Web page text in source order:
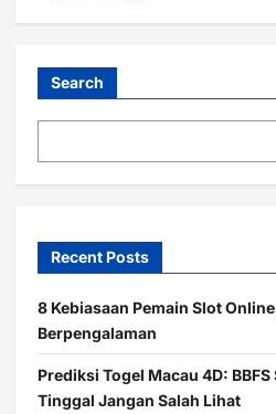
Search
Recent Posts
8 Kebiasaan Pemain Slot
Berpengalaman
Prediksi Togel Macau 4D: BBFS
Tinggal Jangan Salah Lihat